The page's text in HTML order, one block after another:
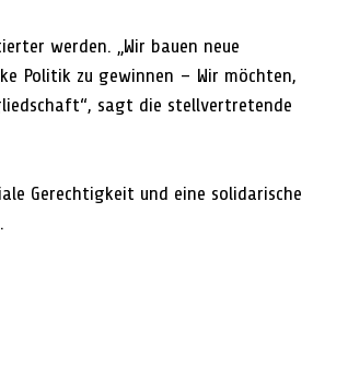
werden. „Wir bauen neue
Politik zu gewinnen – Wir möchten,
sagt die stellvertretende
Gerechtigkeit und eine solidarische